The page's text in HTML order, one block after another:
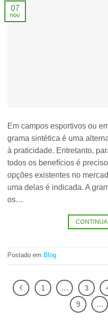
07
nov
Em campos esportivos ou
grama sintética é uma
à praticidade. Entretanto,
todos os benefícios é
opções existentes no
uma delas é indicada. A
os…
Postado em Blog
1 … 3
9
…